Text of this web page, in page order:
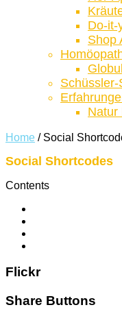
Do-it-
Shop
Natur
Home / Social
Social Shortcodes
Contents
Flickr
Share Buttons